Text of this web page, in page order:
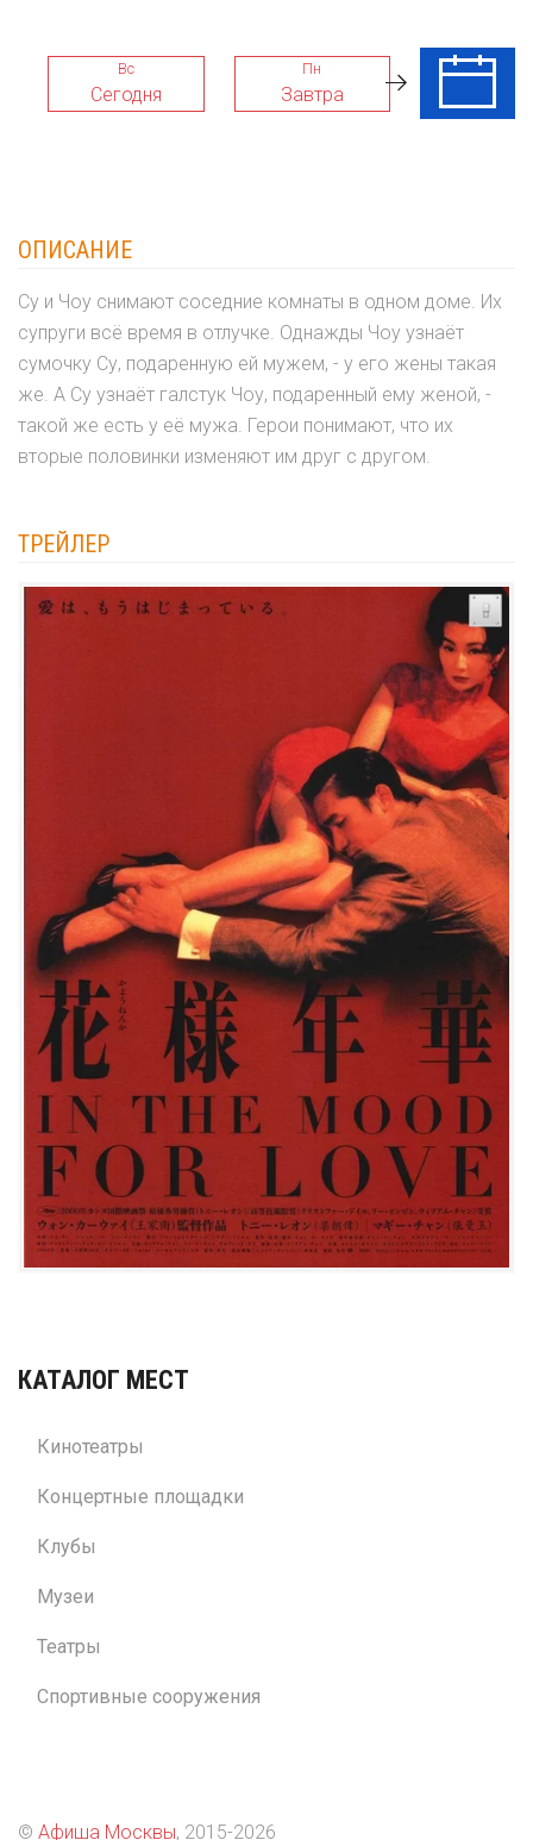
Вс
Сегодня
Пн
Завтра
Вт
ОПИСАНИЕ
Су и Чоу снимают соседние комнаты в одном доме. Их
супруги всё время в отлучке. Однажды Чоу узнаёт
сумочку Су, подаренную ей мужем, - у его жены такая
же. А Су узнаёт галстук Чоу, подаренный ему женой, -
такой же есть у её мужа. Герои понимают, что их
вторые половинки изменяют им друг с другом.
ТРЕЙЛЕР
КАТАЛОГ МЕСТ
Кинотеатры
Концертные площадки
Клубы
Музеи
Театры
Спортивные сооружения
© Афиша Москвы, 2015-2026